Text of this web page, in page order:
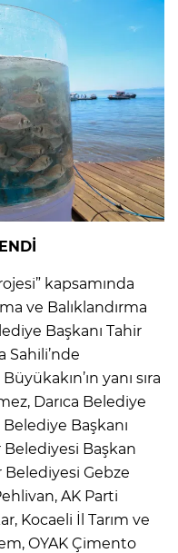
kapsamında
ve Balıklandırma
Başkanı Tahir
Sahili’nde
yanı sıra
Darıca Belediye
Belediye Başkanı
Başkan
Belediyesi Gebze
AK Parti
Kocaeli İl Tarım ve
OYAK Çimento